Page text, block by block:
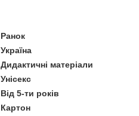
Ранок
Україна
Дидактичні матеріали
Унісекс
Від 5-ти років
Картон